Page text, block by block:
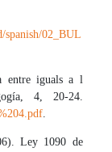
spanish/02_BUL
entre iguals a l
4, 20-24.
.
Ley 1090 de